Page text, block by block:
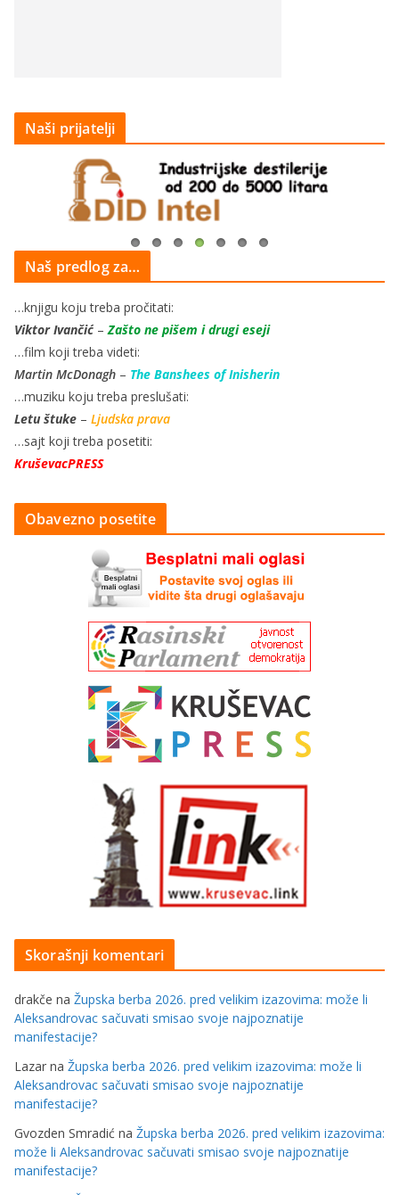
Naši prijatelji
Naš predlog za…
…knjigu koju treba pročitati:
Viktor Ivančić–Zašto ne pišem i drugi eseji
…film koji treba videti:
Martin McDonagh – The Banshees of Inisherin
…muziku koju treba preslušati:
Letu štuke – Ljudska prava
…sajt koji treba posetiti:
KruševacPRESS
Obavezno posetite
Skorašnji komentari
drakče na Župska berba 2026. pred velikim izazovima: može li
Aleksandrovac sačuvati smisao svoje najpoznatije
manifestacije?
Lazar na Župska berba 2026. pred velikim izazovima: može li
Aleksandrovac sačuvati smisao svoje najpoznatije
manifestacije?
Gvozden Smradić na Župska berba 2026. pred velikim izazovima:
može li Aleksandrovac sačuvati smisao svoje najpoznatije
manifestacije?